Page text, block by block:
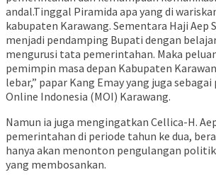
andal.Tinggal Piramida apa yang di
kabupaten Karawang. Sementara Haji Aep
menjadi pendamping Bupati dengan
mengurusi tata pemerintahan. Maka
pemimpin masa depan Kabupaten
lebar,” papar Kang Emay yang juga
Online Indonesia (MOI) Karawang.
Namun ia juga mengingatkan Cellica-H.
pemerintahan di periode tahun ke dua,
hanya akan menonton pengulangan
yang membosankan.